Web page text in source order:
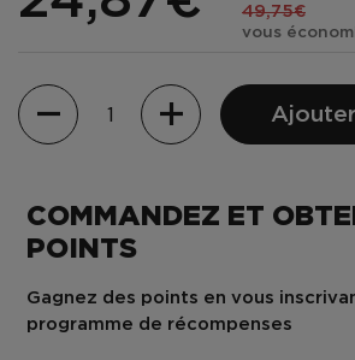
49,75€
vous
Quantité
COMMANDEZ ET
POINTS
Gagnez des points en vous
programme de récompenses